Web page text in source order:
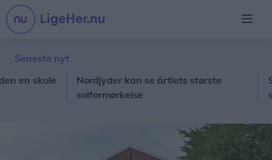
Seneste nyt
skole
Nordjyder kan se årtiets største
solformørkelse